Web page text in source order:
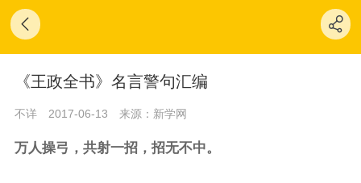
《王政全书》名言警句汇编
不详 2017-06-13 来源：新学网
万人操弓，共射一招，招无不中。